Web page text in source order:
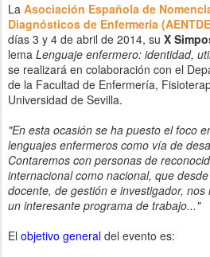
La Asociación Española de
Diagnósticos de Enfermería
días 3 y 4 de abril de 2014, su X
lema Lenguaje enfermero: identidad,
se realizará en colaboración con el
de la Facultad de Enfermería,
Universidad de Sevilla.
"En esta ocasión se ha puesto el foco
lenguajes enfermeros como vía de
Contaremos con personas de
internacional como nacional, que
docente, de gestión e investigador,
un interesante programa de trabajo..."
El objetivo general del evento es: